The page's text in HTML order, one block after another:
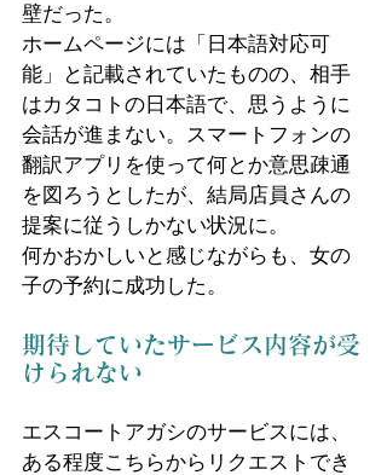
壁だった。
ホームページには「日本語対応可
能」と記載されていたものの、相手
はカタコトの日本語で、思うように
会話が進まない。スマートフォンの
翻訳アプリを使って何とか意思疎通
を図ろうとしたが、結局店員さんの
提案に従うしかない状況に。
何かおかしいと感じながらも、女の
子の予約に成功した。
期待していたサービス内容が受
けられない
エスコートアガシのサービスには、
ある程度こちらからリクエストでき